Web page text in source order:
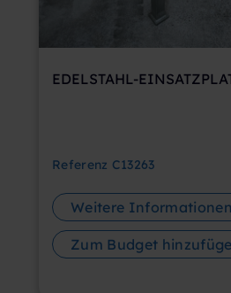
EDELSTAHL-
Referenz C13263
Weitere Informationen
Zum Budget